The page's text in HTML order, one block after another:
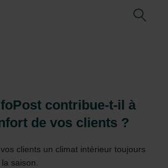
contribue-t-il à
de vos clients ?
clients un climat intérieur toujours
saison.